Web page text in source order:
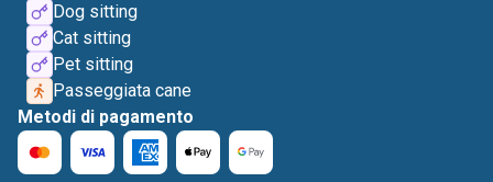
Dog sitting
Cat sitting
Pet sitting
Passeggiata cane
Metodi di pagamento